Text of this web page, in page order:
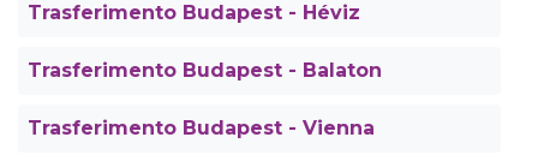
Trasferimento Budapest - Héviz
Trasferimento Budapest - Balaton
Trasferimento Budapest - Vienna